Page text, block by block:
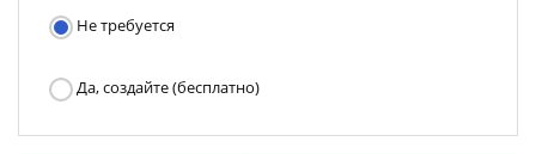
Не требуется
Да, создайте (бесплатно)